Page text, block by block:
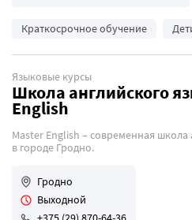
Краткосрочное обучение
Языковые курсы
Школа английского
English
Master English – современная школа
в городе Гродно.
Гродно
Выходной